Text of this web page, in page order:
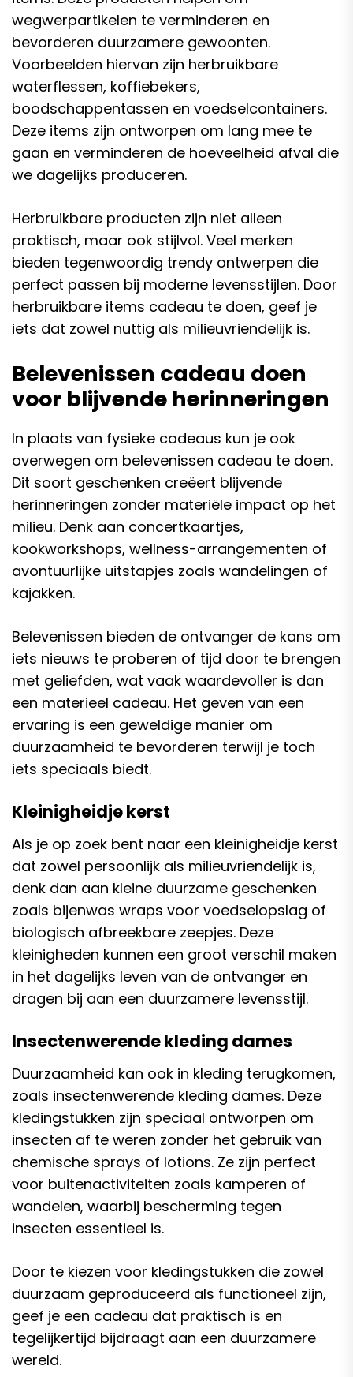
wegwerpartikelen te verminderen en
bevorderen duurzamere gewoonten.
Voorbeelden hiervan zijn herbruikbare
waterflessen, koffiebekers,
boodschappentassen en voedselcontainers.
Deze items zijn ontworpen om lang mee te
gaan en verminderen de hoeveelheid afval die
we dagelijks produceren.
Herbruikbare producten zijn niet alleen
praktisch, maar ook stijlvol. Veel merken
bieden tegenwoordig trendy ontwerpen die
perfect passen bij moderne levensstijlen. Door
herbruikbare items cadeau te doen, geef je
iets dat zowel nuttig als milieuvriendelijk is.
Belevenissen cadeau doen
voor blijvende herinneringen
In plaats van fysieke cadeaus kun je ook
overwegen om belevenissen cadeau te doen.
Dit soort geschenken creëert blijvende
herinneringen zonder materiële impact op het
milieu. Denk aan concertkaartjes,
kookworkshops, wellness-arrangementen of
avontuurlijke uitstapjes zoals wandelingen of
kajakken.
Belevenissen bieden de ontvanger de kans om
iets nieuws te proberen of tijd door te brengen
met geliefden, wat vaak waardevoller is dan
een materieel cadeau. Het geven van een
ervaring is een geweldige manier om
duurzaamheid te bevorderen terwijl je toch
iets speciaals biedt.
Kleinigheidje kerst
Als je op zoek bent naar een kleinigheidje kerst
dat zowel persoonlijk als milieuvriendelijk is,
denk dan aan kleine duurzame geschenken
zoals bijenwas wraps voor voedselopslag of
biologisch afbreekbare zeepjes. Deze
kleinigheden kunnen een groot verschil maken
in het dagelijks leven van de ontvanger en
dragen bij aan een duurzamere levensstijl.
Insectenwerende kleding dames
Duurzaamheid kan ook in kleding terugkomen,
zoals insectenwerende kleding dames. Deze
kledingstukken zijn speciaal ontworpen om
insecten af te weren zonder het gebruik van
chemische sprays of lotions. Ze zijn perfect
voor buitenactiviteiten zoals kamperen of
wandelen, waarbij bescherming tegen
insecten essentieel is.
Door te kiezen voor kledingstukken die zowel
duurzaam geproduceerd als functioneel zijn,
geef je een cadeau dat praktisch is en
tegelijkertijd bijdraagt aan een duurzamere
wereld.